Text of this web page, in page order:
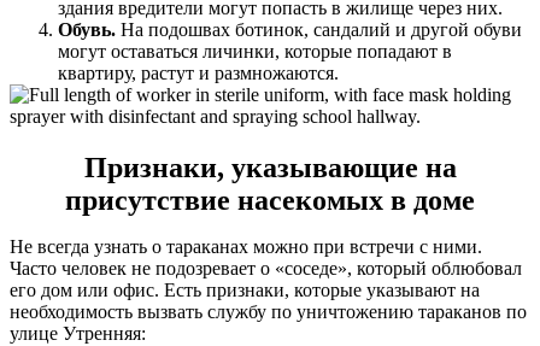
здания вредители могут попасть в жилище через них.
Обувь. На подошвах ботинок, сандалий и другой обуви
могут оставаться личинки, которые попадают в
квартиру, растут и размножаются.
Признаки, указывающие на
присутствие насекомых в доме
Не всегда узнать о тараканах можно при встречи с ними.
Часто человек не подозревает о «соседе», который облюбовал
его дом или офис. Есть признаки, которые указывают на
необходимость вызвать службу по уничтожению тараканов по
улице Утренняя: